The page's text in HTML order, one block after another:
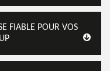
FIABLE POUR VOS